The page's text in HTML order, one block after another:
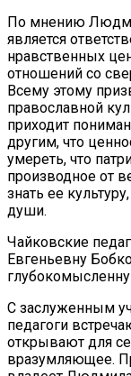
По мнению
является
нравственных
отношений со
Всему этому
православной
приходит
другим, что
умереть, что
производное от
знать ее
души.
Чайковские
Евгеньевну
С заслуженным
педагоги
открывают для
вразумляющее.